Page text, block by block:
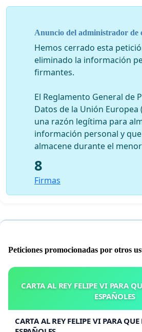
Anuncio del administrador de
Hemos cerrado esta
eliminado la información
firmantes.
El Reglamento General de
Datos de la Unión Europea
una razón legítima para
información personal y
almacene durante el
8
Firmas
Peticiones promocionadas por otros
CARTA AL REY FELIPE VI PARA
ESPAÑOLES
CARTA AL REY FELIPE VI PARA